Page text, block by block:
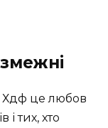
Хдф це любов
і тих, хто